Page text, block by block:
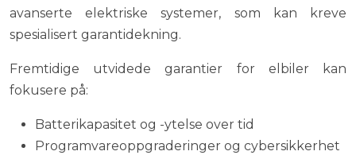
avanserte elektriske systemer, som kan kreve
spesialisert garantidekning.
Fremtidige utvidede garantier for elbiler kan
fokusere på:
Batterikapasitet og -ytelse over tid
Programvareoppgraderinger og cybersikkerhet